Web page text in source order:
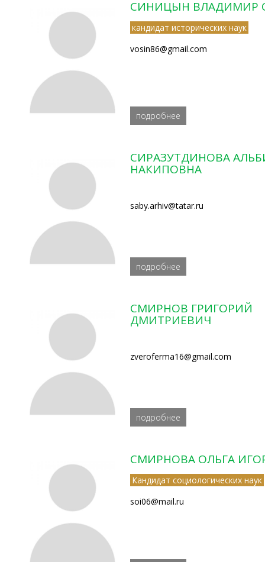
СИНИЦЫН ВЛАДИМИР
кандидат исторических наук
vosin86@gmail.com
подробнее
СИРАЗУТДИНОВА
НАКИПОВНА
saby.arhiv@tatar.ru
подробнее
СМИРНОВ ГРИГОРИЙ
ДМИТРИЕВИЧ
zveroferma16@gmail.com
подробнее
СМИРНОВА ОЛЬГА
Кандидат социологических наук
soi06@mail.ru